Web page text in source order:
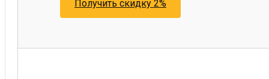
Получить скидку 2%